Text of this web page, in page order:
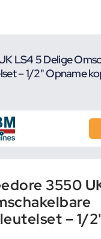
LS4 5 Delige
– 1/2" Opname
3550
– 1/